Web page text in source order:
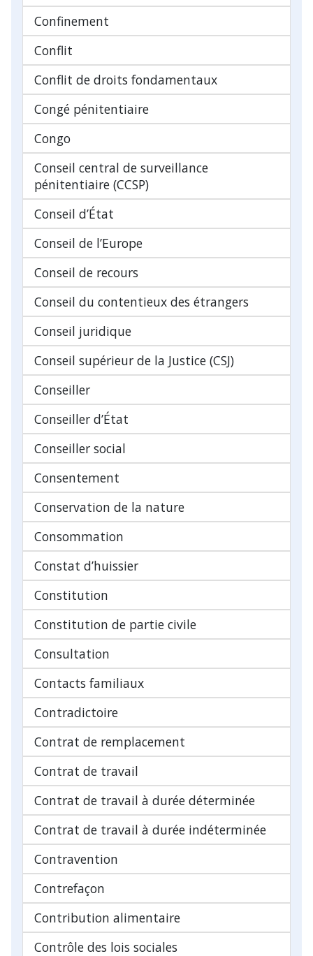
Confinement
Conflit
Conflit de droits fondamentaux
Congé pénitentiaire
Congo
Conseil central de surveillance
pénitentiaire (CCSP)
Conseil d’État
Conseil de l’Europe
Conseil de recours
Conseil du contentieux des étrangers
Conseil juridique
Conseil supérieur de la Justice (CSJ)
Conseiller
Conseiller d’État
Conseiller social
Consentement
Conservation de la nature
Consommation
Constat d’huissier
Constitution
Constitution de partie civile
Consultation
Contacts familiaux
Contradictoire
Contrat de remplacement
Contrat de travail
Contrat de travail à durée déterminée
Contrat de travail à durée indéterminée
Contravention
Contrefaçon
Contribution alimentaire
Contrôle des lois sociales